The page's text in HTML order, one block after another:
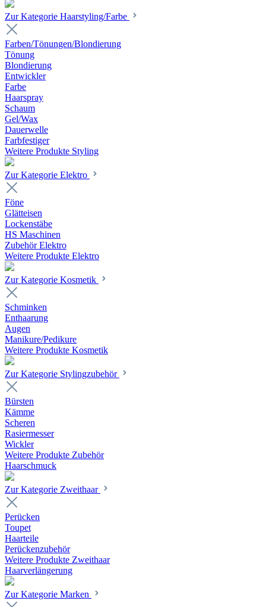
Zur Kategorie Haarstyling/Farbe
Farben/Tönungen/Blondierung
Tönung
Blondierung
Entwickler
Farbe
Haarspray
Schaum
Gel/Wax
Dauerwelle
Farbfestiger
Weitere Produkte Styling
Zur Kategorie Elektro
Föne
Glätteisen
Lockenstäbe
HS Maschinen
Zubehör Elektro
Weitere Produkte Elektro
Zur Kategorie Kosmetik
Schminken
Enthaarung
Augen
Manikure/Pedikure
Weitere Produkte Kosmetik
Zur Kategorie Stylingzubehör
Bürsten
Kämme
Scheren
Rasiermesser
Wickler
Weitere Produkte Zubehör
Haarschmuck
Zur Kategorie Zweithaar
Perücken
Toupet
Haarteile
Perückenzubehör
Weitere Produkte Zweithaar
Haarverlängerung
Zur Kategorie Marken